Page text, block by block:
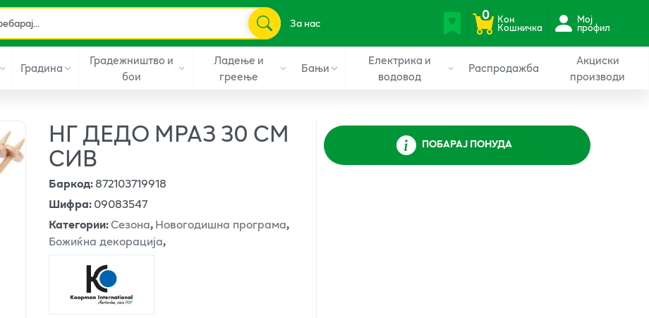
За нас 0 Кон
Кошничка
Мој
профил
Градина
Градежништво и
бои
Ладење и
греење
Бањи
Електрика и
водовод
Распродажба
Акциски
производи
НГ ДЕДО МРАЗ 30 СМ
СИВ
Баркод:872103719918
Шифра:09083547
Категории:Сезона,Новогодишна програма,
Божиќна декорација,
ПОБАРАЈ ПОНУДА